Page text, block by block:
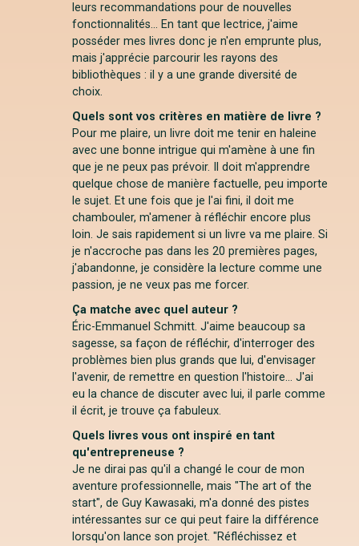
leurs recommandations pour de nouvelles
fonctionnalités... En tant que lectrice, j'aime
posséder mes livres donc je n'en emprunte plus,
mais j'apprécie parcourir les rayons des
bibliothèques : il y a une grande diversité de
choix.
Quels sont vos critères en matière de livre ?
Pour me plaire, un livre doit me tenir en haleine
avec une bonne intrigue qui m'amène à une fin
que je ne peux pas prévoir. Il doit m'apprendre
quelque chose de manière factuelle, peu importe
le sujet. Et une fois que je l'ai fini, il doit me
chambouler, m'amener à réfléchir encore plus
loin. Je sais rapidement si un livre va me plaire. Si
je n'accroche pas dans les 20 premières pages,
j'abandonne, je considère la lecture comme une
passion, je ne veux pas me forcer.
Ça matche avec quel auteur ?
Éric-Emmanuel Schmitt. J'aime beaucoup sa
sagesse, sa façon de réfléchir, d'interroger des
problèmes bien plus grands que lui, d'envisager
l'avenir, de remettre en question l'histoire... J'ai
eu la chance de discuter avec lui, il parle comme
il écrit, je trouve ça fabuleux.
Quels livres vous ont inspiré en tant
qu'entrepreneuse ?
Je ne dirai pas qu'il a changé le cour de mon
aventure professionnelle, mais "The art of the
start", de Guy Kawasaki, m'a donné des pistes
intéressantes sur ce qui peut faire la différence
lorsqu'on lance son projet. "Réfléchissez et